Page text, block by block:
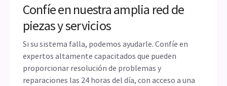
Confíe en nuestra amplia red de
piezas y servicios
Si su sistema falla, podemos ayudarle. Confíe en
expertos altamente capacitados que pueden
proporcionar resolución de problemas y
reparaciones las 24 horas del día, con acceso a una